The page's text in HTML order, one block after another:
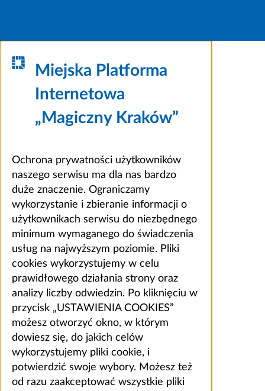
Miejska Platforma
Internetowa
„Magiczny Kraków”
Ochrona prywatności użytkowników
naszego serwisu ma dla nas bardzo
duże znaczenie. Ograniczamy
wykorzystanie i zbieranie informacji o
użytkownikach serwisu do niezbędnego
minimum wymaganego do świadczenia
usług na najwyższym poziomie. Pliki
cookies wykorzystujemy w celu
prawidłowego działania strony oraz
analizy liczby odwiedzin. Po kliknięciu w
przycisk „USTAWIENIA COOKIES”
możesz otworzyć okno, w którym
dowiesz się, do jakich celów
wykorzystujemy pliki cookie, i
potwierdzić swoje wybory. Możesz też
od razu zaakceptować wszystkie pliki